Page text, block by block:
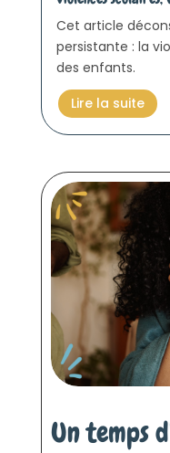
Cet article
persistante : la
des enfants.
Lire la suite
Un temps